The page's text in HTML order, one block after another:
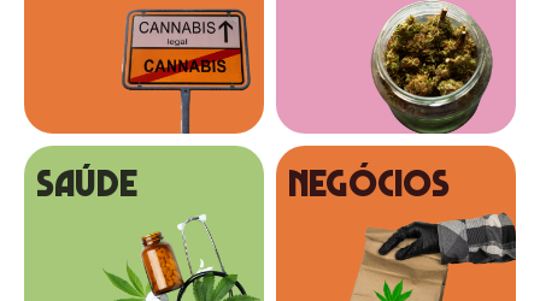
SAÚDE NEGÓCIOS